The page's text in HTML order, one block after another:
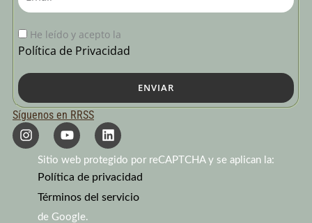
He leído y acepto la
Política de Privacidad
ENVIAR
Síguenos en RRSS
I
n
s
Y
o
u
t
u
b
e
L
i
n
k
e
d
i
Sitio web protegido por reCAPTCHA y se aplican la:
Política de privacidad
Términos del servicio
de Google.